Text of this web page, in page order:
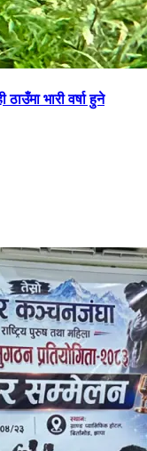
भारी वर्षा हुने